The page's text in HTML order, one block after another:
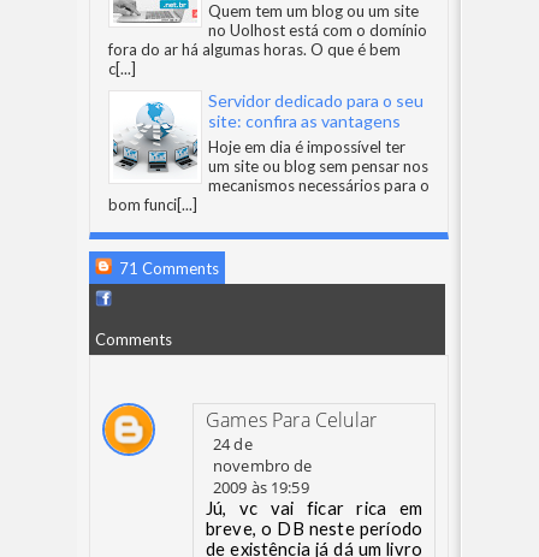
Quem tem um blog ou um site
no Uolhost está com o domínio
fora do ar há algumas horas. O que é bem
c[...]
Servidor dedicado para o seu
site: confira as vantagens
Hoje em dia é impossível ter
um site ou blog sem pensar nos
mecanismos necessários para o
bom funci[...]
71 Comments
Comments
Games Para Celular
24 de
novembro de
2009 às 19:59
Jú, vc vai ficar rica em
breve, o DB neste período
de existência já dá um livro